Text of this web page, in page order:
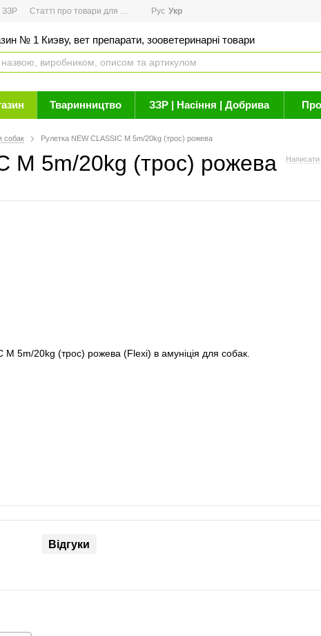
ЗЗР Статті про товари для здоров'я Новини
Рус Укр
№ 1 Киэву, вет препарати, зооветеринарні товари
Тваринництво ЗЗР | Насіння | Добрива
собак Рулетка NEW CLASSIC М 5m/20kg (трос) рожева
М 5m/20kg (трос) рожева Написати
Відгуки